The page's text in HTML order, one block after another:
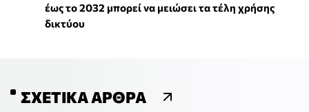
έως το 2032 μπορεί να μειώσει τα τέλη χρήσης
δικτύου
ΣΧΕΤΙΚΆ ΆΡΘΡΑ